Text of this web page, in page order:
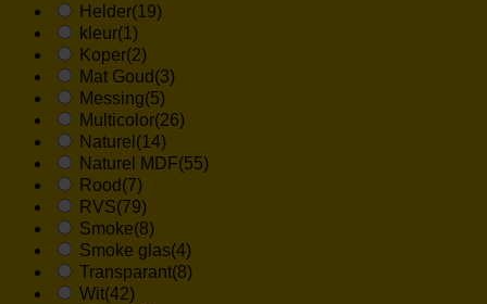
Helder(19)
kleur(1)
Koper(2)
Mat Goud (3)
Messing(5)
Multicolor(26)
Naturel (14)
Naturel MDF(55)
Rood (7)
RVS(79)
Smoke(8)
Smoke glas(4)
Transparant(8)
Wit(42)